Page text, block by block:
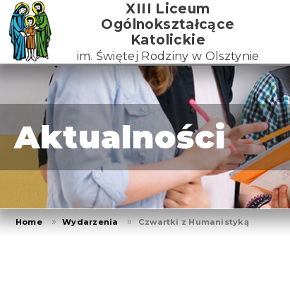
Skip
to
the
content
XIII Liceum
Ogólnokształcące
Katolickie
im. Świętej Rodziny w Olsztynie
Aktualności
Home Wydarzenia Czwartki z Humanistyką